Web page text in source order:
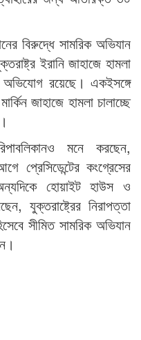
বিরুদ্ধে সামরিক অভিযান
ইরানি জাহাজে হামলা
অভিযোগ রয়েছে। একইসঙ্গে
জাহাজে হামলা চালাচ্ছে
মনে করছেন,
প্রেসিডেন্টের কংগ্রেসের
হোয়াইট হাউস ও
যুক্তরাষ্ট্রের নিরাপত্তা
সীমিত সামরিক অভিযান